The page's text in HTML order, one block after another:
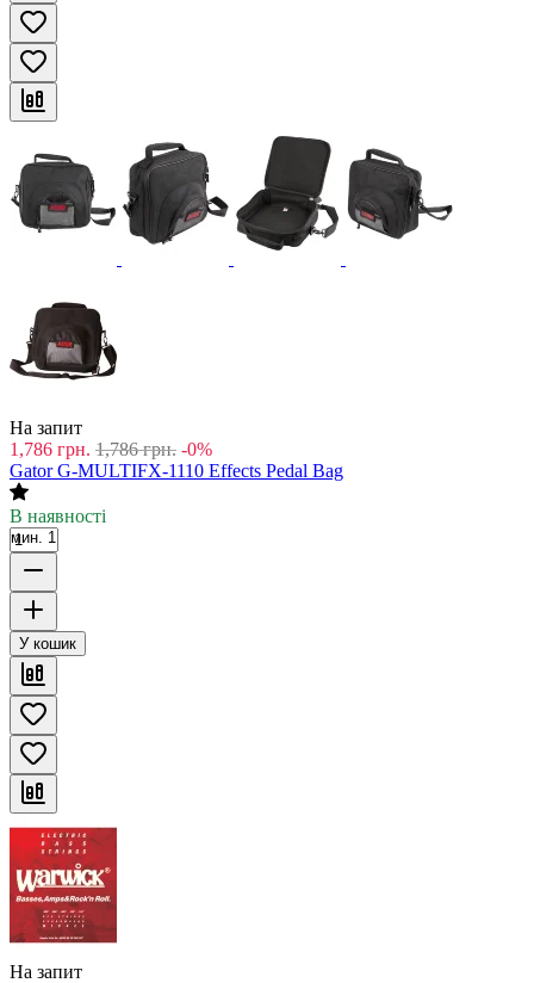
На запит
1,786 грн. 1,786 грн. -0%
Gator G-MULTIFX-1110 Effects Pedal Bag
В наявності
мин. 1
У кошик
На запит